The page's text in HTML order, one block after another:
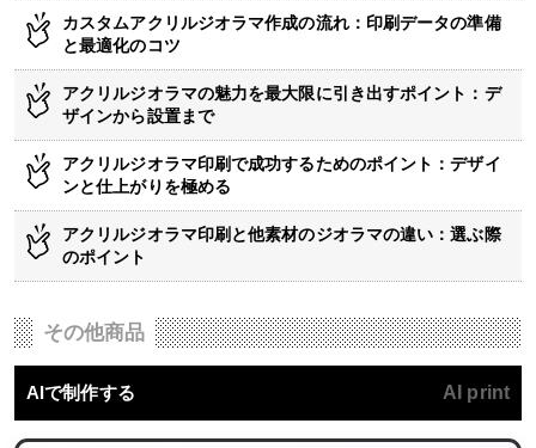
カスタムアクリルジオラマ作成の流れ：印刷データの準備
と最適化のコツ
アクリルジオラマの魅力を最大限に引き出すポイント：デ
ザインから設置まで
アクリルジオラマ印刷で成功するためのポイント：デザイ
ンと仕上がりを極める
アクリルジオラマ印刷と他素材のジオラマの違い：選ぶ際
のポイント
その他商品
AIで制作する AI print